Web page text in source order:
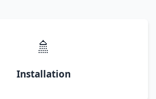
🚿
Installation